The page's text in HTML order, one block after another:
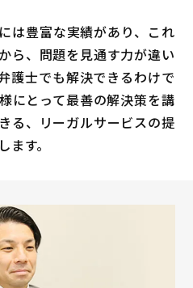
は豊富な実績があり、これ
ら、問題を見通す力が違い
護士でも解決できるわけで
にとって最善の解決策を講
る、リーガルサービスの提
す。